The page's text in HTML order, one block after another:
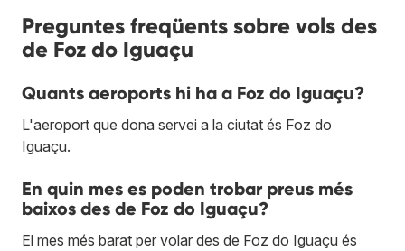
Preguntes freqüents sobre vols des
de Foz do Iguaçu
Quants aeroports hi ha a Foz do Iguaçu?
L'aeroport que dona servei a la ciutat és Foz do
Iguaçu.
En quin mes es poden trobar preus més
baixos des de Foz do Iguaçu?
El mes més barat per volar des de Foz do Iguaçu és